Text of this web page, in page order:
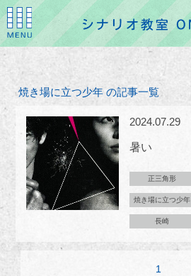
焼き場に立つ少年 の記事一覧
2024.07.29
暑い
正三角形
焼き場に立つ少年
長崎
1